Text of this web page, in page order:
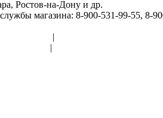
Ростов-на-Дону и др.
магазина: 8-900-531-99-55, 8-
|
|